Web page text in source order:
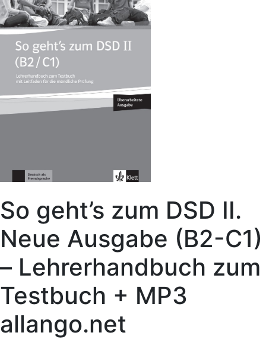
So geht’s zum DSD II.
Neue Ausgabe (B2-C1)
– Lehrerhandbuch zum
Testbuch + MP3
allango.net